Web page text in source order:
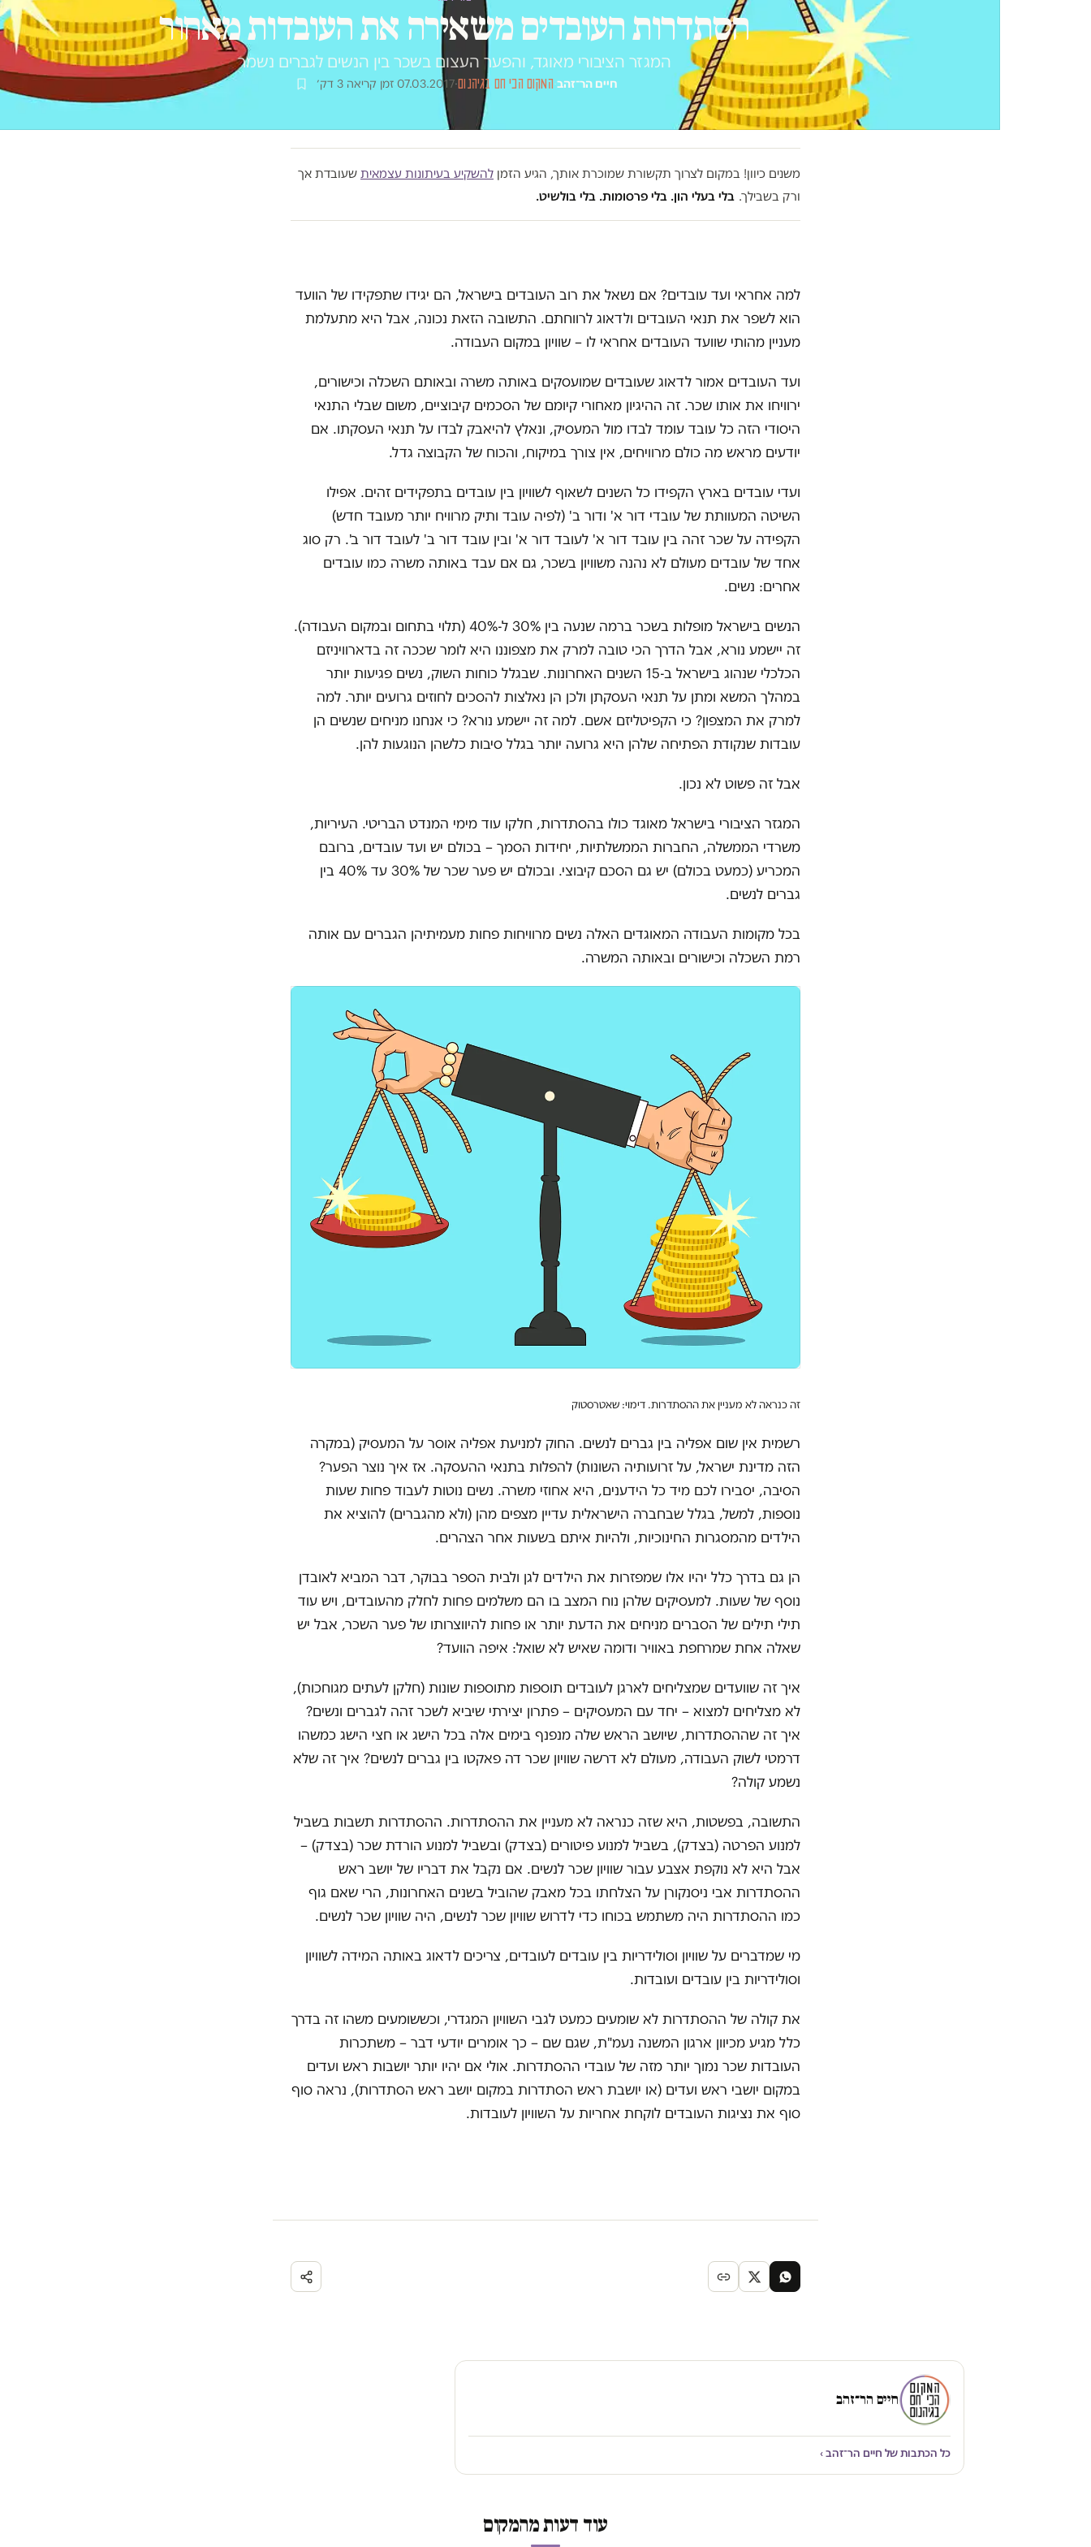
הסתדרות העובדים משאירה את העובדות מאחור
המגזר הציבורי מאוגד, והפער העצום בשכר בין הנשים לגברים נשמר
חיים הר־זהב·המקום הכי חם בגיהנום·
07.03.2017
·זמן קריאה 3 דק׳
משנים כיוון! במקום לצרוך תקשורת שמוכרת אותך, הגיע הזמן להשקיע בעיתונות עצמאית שעובדת אך
ורק בשבילך. בלי בעלי הון. בלי פרסומות. בלי בולשיט.
למה אחראי ועד עובדים? אם נשאל את רוב העובדים בישראל, הם יגידו שתפקידו של הוועד
הוא לשפר את תנאי העובדים ולדאוג לרווחתם. התשובה הזאת נכונה, אבל היא מתעלמת
מעניין מהותי שוועד העובדים אחראי לו – שוויון במקום העבודה.
ועד העובדים אמור לדאוג שעובדים שמועסקים באותה משרה ובאותם השכלה וכישורים,
ירוויחו את אותו שכר. זה ההיגיון מאחורי קיומם של הסכמים קיבוציים, משום שבלי התנאי
היסודי הזה כל עובד עומד לבדו מול המעסיק, ונאלץ להיאבק לבדו על תנאי העסקתו. אם
יודעים מראש מה כולם מרוויחים, אין צורך במיקוח, והכוח של הקבוצה גדל.
ועדי עובדים בארץ הקפידו כל השנים לשאוף לשוויון בין עובדים בתפקידים זהים. אפילו
השיטה המעוותת של עובדי דור א' ודור ב' (לפיה עובד ותיק מרוויח יותר מעובד חדש)
הקפידה על שכר זהה בין עובד דור א' לעובד דור א' ובין עובד דור ב' לעובד דור ב'. רק סוג
אחד של עובדים מעולם לא נהנה משוויון בשכר, גם אם עבד באותה משרה כמו עובדים
אחרים: נשים.
הנשים בישראל מופלות בשכר ברמה שנעה בין 30% ל-40% (תלוי בתחום ובמקום העבודה).
זה יישמע נורא, אבל הדרך הכי טובה למרק את מצפוננו היא לומר שככה זה בדארוויניזם
הכלכלי שנהוג בישראל ב-15 השנים האחרונות. שבגלל כוחות השוק, נשים פגיעות יותר
במהלך המשא ומתן על תנאי העסקתן ולכן הן נאלצות להסכים לחוזים גרועים יותר. למה
למרק את המצפון? כי הקפיטליזם אשם. למה זה יישמע נורא? כי אנחנו מניחים שנשים הן
עובדות שנקודת הפתיחה שלהן היא גרועה יותר בגלל סיבות כלשהן הנוגעות להן.
אבל זה פשוט לא נכון.
המגזר הציבורי בישראל מאוגד כולו בהסתדרות, חלקו עוד מימי המנדט הבריטי. העיריות,
משרדי הממשלה, החברות הממשלתיות, יחידות הסמך – בכולם יש ועד עובדים, ברובם
המכריע (כמעט בכולם) יש גם הסכם קיבוצי. ובכולם יש פער שכר של 30% עד 40% בין
גברים לנשים.
בכל מקומות העבודה המאוגדים האלה נשים מרוויחות פחות מעמיתיהן הגברים עם אותה
רמת השכלה וכישורים ובאותה המשרה.
זה כנראה לא מעניין את ההסתדרות. דימוי: שאטרסטוק
רשמית אין שום אפליה בין גברים לנשים. החוק למניעת אפליה אוסר על המעסיק (במקרה
הזה מדינת ישראל, על זרועותיה השונות) להפלות בתנאי ההעסקה. אז איך נוצר הפער?
הסיבה, יסבירו לכם מיד כל הידענים, היא אחוזי משרה. נשים נוטות לעבוד פחות שעות
נוספות, למשל, בגלל שבחברה הישראלית עדיין מצפים מהן (ולא מהגברים) להוציא את
הילדים מהמסגרות החינוכיות, ולהיות איתם בשעות אחר הצהרים.
הן גם בדרך כלל יהיו אלו שמפזרות את הילדים לגן ולבית הספר בבוקר, דבר המביא לאובדן
נוסף של שעות. למעסיקים שלהן נוח המצב בו הם משלמים פחות לחלק מהעובדים, ויש עוד
תילי תילים של הסברים מניחים את הדעת יותר או פחות להיווצרותו של פער השכר, אבל יש
שאלה אחת שמרחפת באוויר ודומה שאיש לא שואל: איפה הוועד?
איך זה שוועדים שמצליחים לארגן לעובדים תוספות מתוספות שונות (חלקן לעתים מגוחכות),
לא מצליחים למצוא – יחד עם המעסיקים – פתרון יצירתי שיביא לשכר זהה לגברים ונשים?
איך זה שההסתדרות, שיושב הראש שלה מנפנף בימים אלה בכל הישג או חצי הישג כמשהו
דרמטי לשוק העבודה, מעולם לא דרשה שוויון שכר דה פאקטו בין גברים לנשים? איך זה שלא
נשמע קולה?
התשובה, בפשטות, היא שזה כנראה לא מעניין את ההסתדרות. ההסתדרות תשבות בשביל
למנוע הפרטה (בצדק), בשביל למנוע פיטורים (בצדק) ובשביל למנוע הורדת שכר (בצדק) –
אבל היא לא נוקפת אצבע עבור שוויון שכר לנשים. אם נקבל את דבריו של יושב ראש
ההסתדרות אבי ניסנקורן על הצלחתו בכל מאבק שהוביל בשנים האחרונות, הרי שאם גוף
כמו ההסתדרות היה משתמש בכוחו כדי לדרוש שוויון שכר לנשים, היה שוויון שכר לנשים.
מי שמדברים על שוויון וסולידריות בין עובדים לעובדים, צריכים לדאוג באותה המידה לשוויון
וסולידריות בין עובדים ועובדות.
את קולה של ההסתדרות לא שומעים כמעט לגבי השוויון המגדרי, וכששומעים משהו זה בדרך
כלל מגיע מכיוון ארגון המשנה נעמ"ת, שגם שם – כך אומרים יודעי דבר – משתכרות
העובדות שכר נמוך יותר מזה של עובדי ההסתדרות. אולי אם יהיו יותר יושבות ראש ועדים
במקום יושבי ראש ועדים (או יושבת ראש הסתדרות במקום יושב ראש הסתדרות), נראה סוף
סוף את נציגות העובדים לוקחת אחריות על השוויון לעובדות.
חיים הר־זהב
כל הכתבות של חיים הר־זהב ›
עוד דעות מהמקום